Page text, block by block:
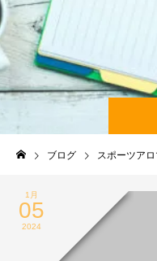
ブログ スポーツアロ
1月
05
2024